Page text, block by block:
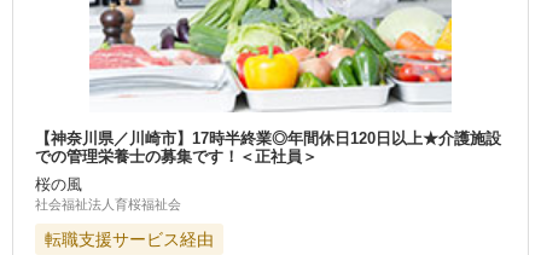
【神奈川県／川崎市】17時半終業◎年間休日120日以上★介護施設
での管理栄養士の募集です！＜正社員＞
桜の風
社会福祉法人育桜福祉会
転職支援サービス経由